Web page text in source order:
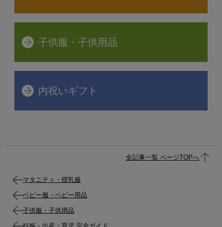
お名前シールの選び方
子供のお弁当グッズの選び方
レッスンバッグの選び方
入園入学グッズの選び方
子供服・子供用品
内祝いギフト
全記事一覧 ページTOPへ
マタニティ・授乳服
ベビー服・ベビー用品
子供服・子供用品